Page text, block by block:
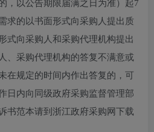
，以公告期限届满之日为准）起7
求的以书面形式向采购人提出质
式向采购人和采购代理机构提出
、采购代理机构的答复不满意或
在规定的时间内作出答复的，可
日内向同级政府采购监督管理部
书范本请到浙江政府采购网下载